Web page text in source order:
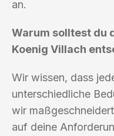
an.
Warum solltest du
Koenig Villach
Wir wissen, dass
unterschiedliche
wir
auf deine